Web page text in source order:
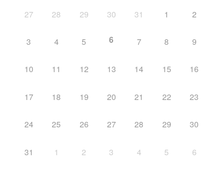
27 28 29 30 31 1 2
3 4 5 6 7 8 9
10 11 12 13 14 15 16
17 18 19 20 21 22 23
24 25 26 27 28 29 30
31 1 2 3 4 5 6